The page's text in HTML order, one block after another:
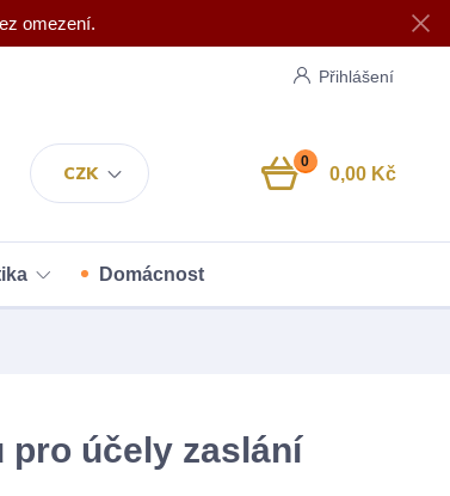
omezení.
CZK
Přihlášení
0
0,00 Kč
Domácnost
pro účely zaslání